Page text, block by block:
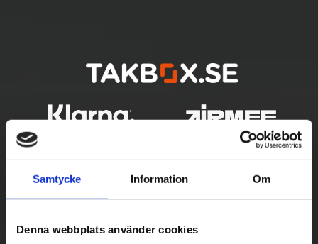
Samtycke Information Om
Denna webbplats använder cookies